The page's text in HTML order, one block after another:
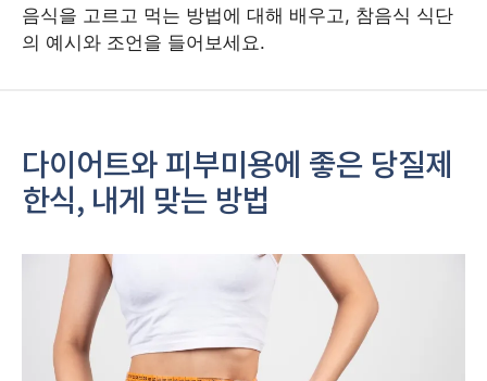
음식을 고르고 먹는 방법에 대해 배우고, 참음식 식단
의 예시와 조언을 들어보세요.
다이어트와 피부미용에 좋은 당질제
한식, 내게 맞는 방법